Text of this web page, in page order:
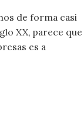
de forma casi
XX, parece que
es a